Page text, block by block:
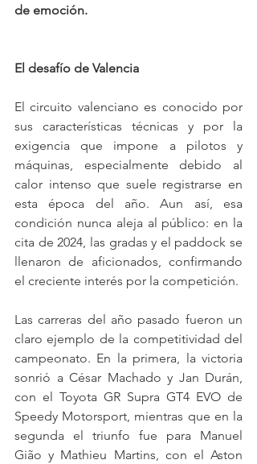
de emoción.
El desafío de Valencia
El circuito valenciano es conocido por
sus características técnicas y por la
exigencia que impone a pilotos y
máquinas, especialmente debido al
calor intenso que suele registrarse en
esta época del año. Aun así, esa
condición nunca aleja al público: en la
cita de 2024, las gradas y el paddock se
llenaron de aficionados, confirmando
el creciente interés por la competición.
Las carreras del año pasado fueron un
claro ejemplo de la competitividad del
campeonato. En la primera, la victoria
sonrió a César Machado y Jan Durán,
con el Toyota GR Supra GT4 EVO de
Speedy Motorsport, mientras que en la
segunda el triunfo fue para Manuel
Gião y Mathieu Martins, con el Aston